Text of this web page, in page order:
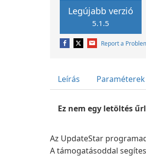
Legújabb verzió
5.1.5
Report a
Leírás Paraméterek
Ez nem egy letöltés
Az UpdateStar
A támogatásoddal